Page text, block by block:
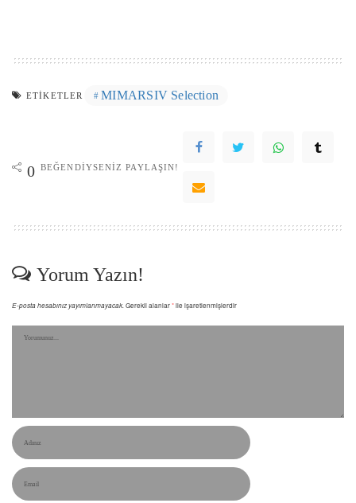
ETIKETLER MIMARSIV Selection
0 BEĞENDIYSENIZ PAYLAŞIN!
Yorum Yazın!
E-posta hesabınız yayımlanmayacak. Gerekli alanlar*ile işaretlenmişlerdir